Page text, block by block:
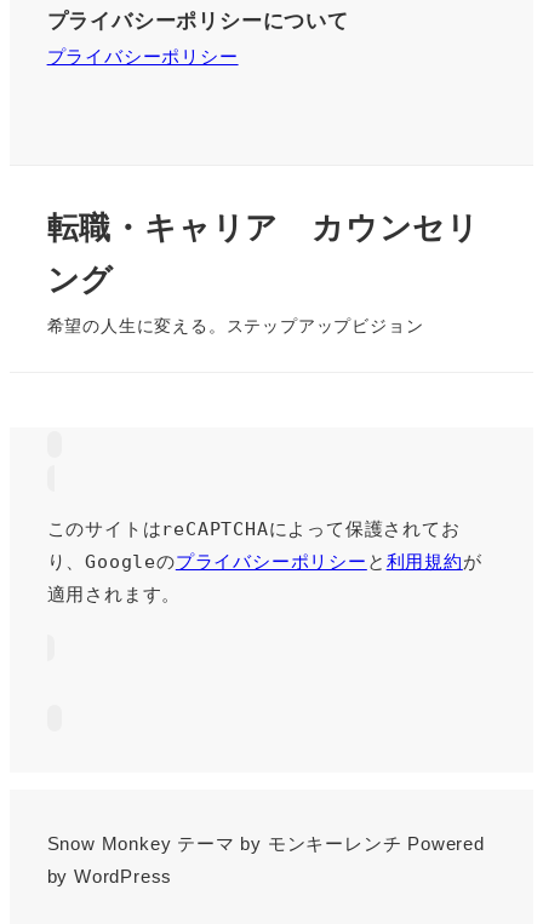
プライバシーポリシーについて
プライバシーポリシー
転職・キャリア カウンセリ
ング
希望の人生に変える。ステップアップビジョン
このサイトはreCAPTCHAによって保護されてお
り、Googleのプライバシーポリシー と 利用規約が
適用されます。
Snow Monkey テーマ by モンキーレンチ Powered
by WordPress